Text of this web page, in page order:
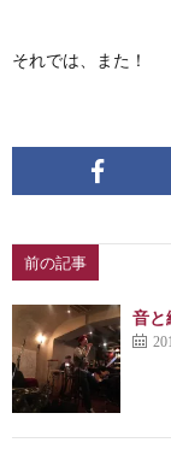
それでは、また！
前の記事
音と